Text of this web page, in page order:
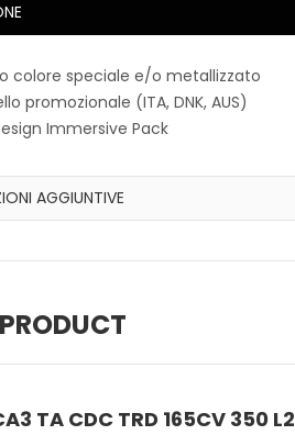
colore speciale e/o metallizzato
promozionale (ITA, DNK, AUS)
Immersive Pack
AGGIUNTIVE
TA CDC TRD 165CV 350 L2